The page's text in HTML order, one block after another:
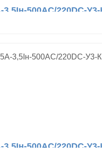
500AC/220DC-
500AC/220DC-